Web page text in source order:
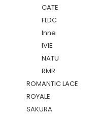
CATE
FLDC
Inne
IVIE
NATU
RMR
ROMANTIC LACE
ROYALE
SAKURA